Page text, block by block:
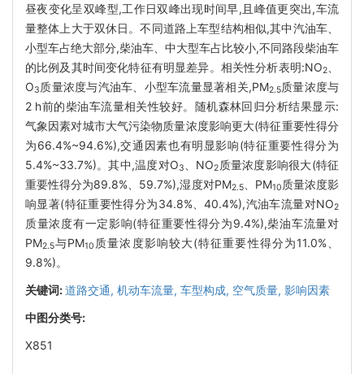
昼夜变化呈双峰型,工作日双峰出现时间早,且峰值更突出,车流
量整体上大于双休日。不同道路上车型结构相似,其中汽油车、
小型车占绝大部分,柴油车、中大型车占比较小,不同路段柴油车
的比例及其时间变化特征有明显差异。相关性分析表明:NO2、
O3 质量浓度与汽油车、小型车流量显著相关,PM2.5质量浓度与
2 h前的柴油车流量相关性较好。随机森林回归分析结果显示:
气象因素对城市大气污染物质量浓度影响更大(特征重要性得分
为66.4%~94.6%),交通因素也有明显影响(特征重要性得分为
5.4%~33.7%)。其中,温度对O3 、NO2 质量浓度影响很大(特征
重要性得分为89.8%、59.7%),湿度对PM2.5、PM10 质量浓度影
响显著(特征重要性得分为34.8%、40.4%),汽油车流量对NO2
质量浓度有一定影响(特征重要性得分为9.4%),柴油车流量对
PM2.5与PM10 质量浓度影响较大(特征重要性得分为11.0%、
9.8%)。
关键词:道路交通, 机动车流量, 车型构成, 空气质量, 影响因素
中图分类号:
X851